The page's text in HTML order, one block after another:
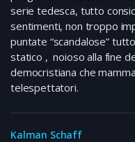
serie tedesca, tutto
sentimenti, non troppo
puntate “scandalose”
statico , noioso alla fine
democristiana che
telespettatori.
Kalman Schaff